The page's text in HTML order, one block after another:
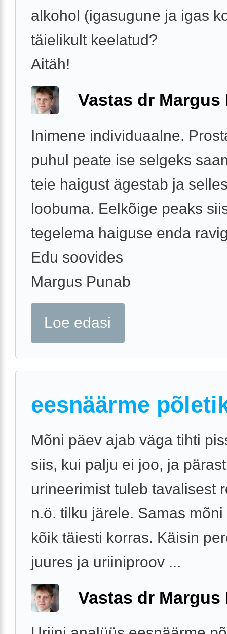
alkohol (igasugune ja igas
täielikult keelatud?
Aitäh!
Vastas dr Margus
Inimene individuaalne.
puhul peate ise selgeks
teie haigust ägestab ja
loobuma. Eelkõige peaks
tegelema haiguse enda
Edu soovides
Margus Punab
Loe edasi
eesnäärme
Mõni päev ajab väga tihti
siis, kui palju ei joo, ja pärast
urineerimist tuleb tavalisest
n.ö. tilku järele. Samas
kõik täiesti korras. Käisin
juures ja uriiniproov ...
Vastas dr Margus